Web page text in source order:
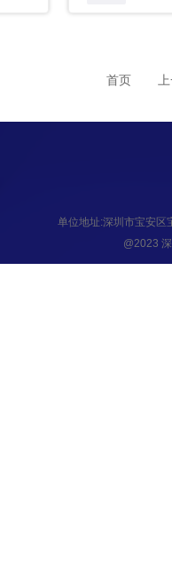
首页
单位地址:深圳市宝安
@2023